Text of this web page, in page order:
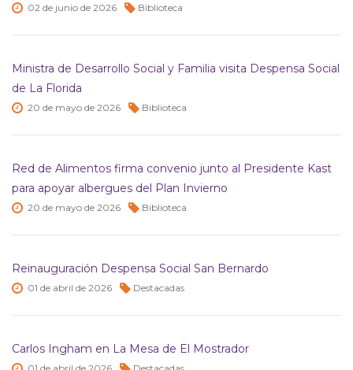
02 de junio de 2026 Biblioteca
Ministra de Desarrollo Social y Familia visita Despensa Social
de La Florida
20 de mayo de 2026 Biblioteca
Red de Alimentos firma convenio junto al Presidente Kast
para apoyar albergues del Plan Invierno
20 de mayo de 2026 Biblioteca
Reinauguración Despensa Social San Bernardo
01 de abril de 2026 Destacadas
Carlos Ingham en La Mesa de El Mostrador